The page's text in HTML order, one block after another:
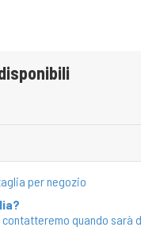
per negozio
quando sarà